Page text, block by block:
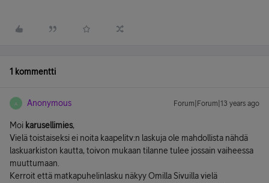
1 kommentti
A Anonymous Forum|Forum|13 years ago
Moi karusellimies,
Vielä toistaiseksi ei noita kaapelitv:n laskuja ole mahdollista nähdä
laskuarkiston kautta, toivon mukaan tilanne tulee jossain vaiheessa
muuttumaan.
Kerroit että matkapuhelinlasku näkyy Omilla Sivuilla vielä